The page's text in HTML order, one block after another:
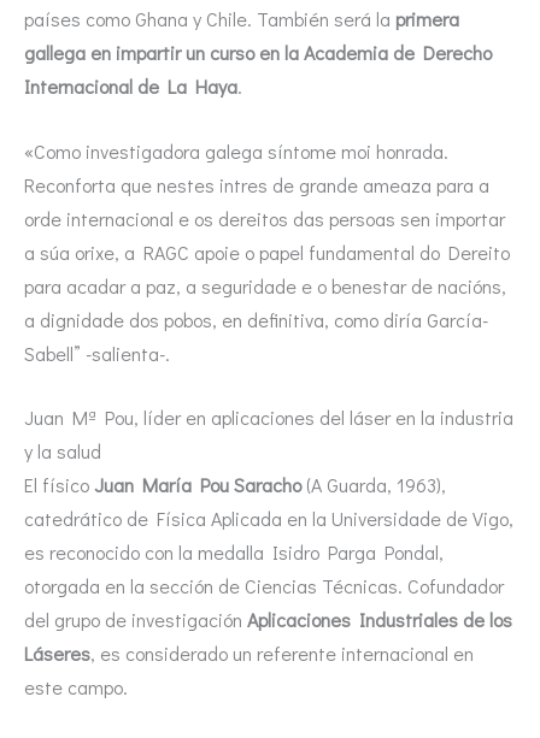
países como Ghana y Chile. También será la primera
gallega en impartir un curso en la Academia de Derecho
Internacional de La Haya.
«Como investigadora galega síntome moi honrada.
Reconforta que nestes intres de grande ameaza para a
orde internacional e os dereitos das persoas sen importar
a súa orixe, a RAGC apoie o papel fundamental do Dereito
para acadar a paz, a seguridade e o benestar de nacións,
a dignidade dos pobos, en definitiva, como diría García-
Sabell” -salienta-.
Juan Mª Pou, líder en aplicaciones del láser en la industria
y la salud
El físicoJuan María Pou Saracho(A Guarda, 1963),
catedrático de Física Aplicada en la Universidade de Vigo,
es reconocido con la medalla Isidro Parga Pondal,
otorgada en la sección de Ciencias Técnicas. Cofundador
del grupo de investigación Aplicaciones Industriales de los
Láseres, es considerado un referente internacional en
este campo.